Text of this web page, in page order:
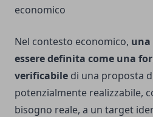
economico
Nel contesto economico, una
essere definita come una
verificabile di una proposta
potenzialmente realizzabile,
bisogno reale, a un target